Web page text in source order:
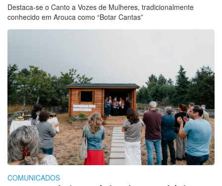
Destaca-se o Canto a Vozes de Mulheres, tradicionalmente
conhecido em Arouca como “Botar Cantas”
COMUNICADOS